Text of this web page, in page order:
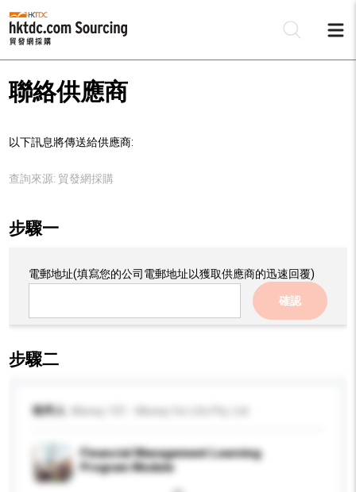
聯絡供應商
以下訊息將傳送給供應商:
查詢來源: 貿發網採購
步驟一
電郵地址(填寫您的公司電郵地址以獲取供應商的迅速回覆)
確認
步驟二
收件人
Financial Management Learning
Program Module